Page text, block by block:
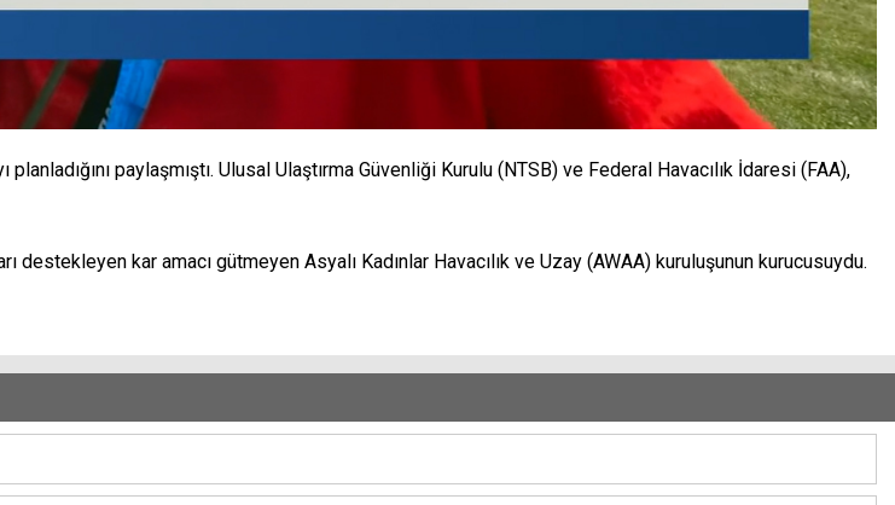
paylaşmıştı. Ulusal Ulaştırma Güvenliği Kurulu (NTSB) ve Federal Havacılık İdaresi (FAA),
destekleyen kar amacı gütmeyen Asyalı Kadınlar Havacılık ve Uzay (AWAA) kuruluşunun kurucusuydu.